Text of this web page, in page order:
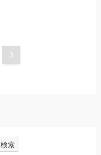
3
検索